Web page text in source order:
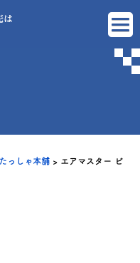
っしゃ本舗 > エアマスター ビ